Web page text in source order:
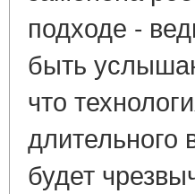
подходе -
быть
что
длительного
будет